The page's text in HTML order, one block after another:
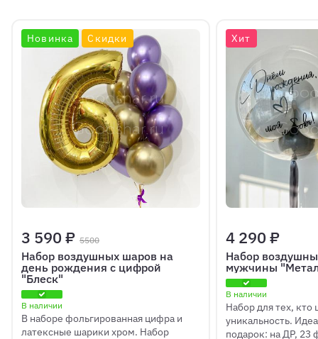
Новинка Скидки
3 590 ₽ 5500
Набор воздушных шаров на
день рождения с цифрой
"Блеск"
В наличии
В наборе фольгированная цифра и
латексные шарики хром. Набор
Хит
4 290 ₽
Набор
мужчины
В наличии
Набор для тех, кто
уникальность.
подарок: на ДР, 23